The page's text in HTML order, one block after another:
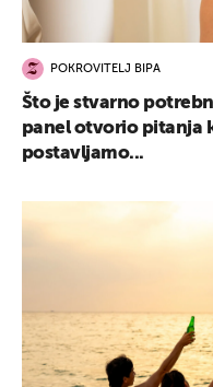
POKROVITELJ BIPA
Što je stvarno
panel otvorio pitanja
postavljamo...